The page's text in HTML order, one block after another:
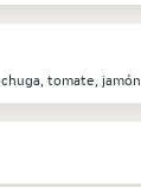
tomate,